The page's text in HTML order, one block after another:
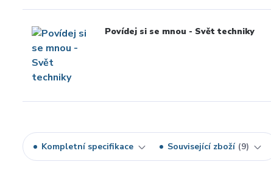
Povídej si se mnou - Svět techniky
Kompletní specifikace Související zboží 9